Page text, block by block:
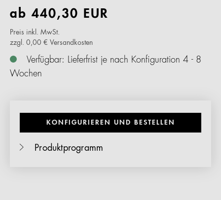
ab 440,30 EUR
Preis inkl. MwSt.
zzgl. 0,00 € Versandkosten
Verfügbar: Lieferfrist je nach Konfiguration 4 - 8
Wochen
KONFIGURIEREN UND BESTELLEN
Produktprogramm